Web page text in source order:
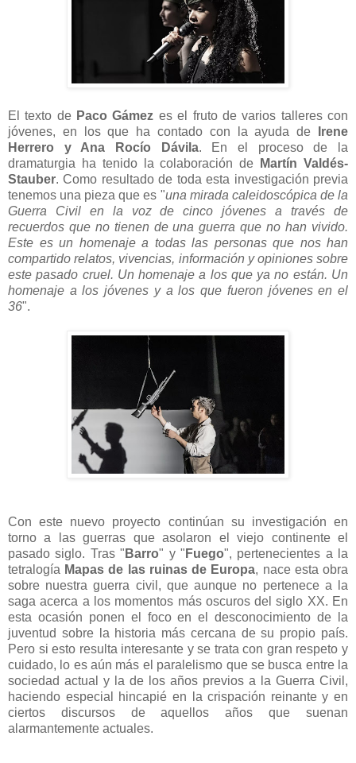
El texto de Paco Gámez es el fruto de varios talleres con
jóvenes, en los que ha contado con la ayuda de
Irene
Herrero y Ana Rocío Dávila. En el proceso de la
dramaturgia ha tenido la colaboración de
Martín Valdés-
Stauber. Como resultado de toda esta investigación previa
tenemos una pieza que es "una mirada caleidoscópica de la
Guerra Civil en la voz de cinco jóvenes a través de
recuerdos que no tienen de una guerra que no han vivido.
Este es un homenaje a todas las personas que nos han
compartido relatos, vivencias, información y opiniones sobre
este pasado cruel. Un homenaje a los que ya no están. Un
homenaje a los jóvenes y a los que fueron jóvenes en el
36".
Con este nuevo proyecto continúan su investigación en
torno a las guerras que asolaron el viejo continente el
pasado siglo. Tras" Barro" y " Fuego", pertenecientes a la
tetralogía Mapas de las ruinas de Europa, nace esta obra
sobre nuestra guerra civil, que aunque no pertenece a la
saga acerca a los momentos más oscuros del siglo XX. En
esta ocasión ponen el foco en el desconocimiento de la
juventud sobre la historia más cercana de su propio país.
Pero si esto resulta interesante y se trata con gran respeto y
cuidado, lo es aún más el paralelismo que se busca entre la
sociedad actual y la de los años previos a la Guerra Civil,
haciendo especial hincapié en la crispación reinante y en
ciertos discursos de aquellos años que suenan
alarmantemente actuales.